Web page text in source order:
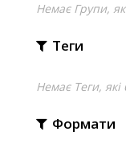
Немає Групи,
Теги
Немає Теги,
Формати